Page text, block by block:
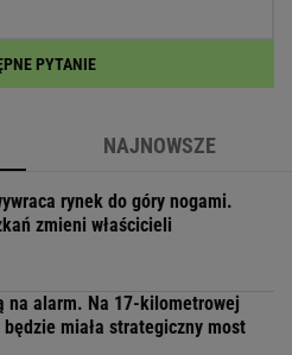
PYTANIE
NAJNOWSZE
rynek do góry nogami.
zmieni właścicieli
na alarm. Na 17-kilometrowej
miała strategiczny most